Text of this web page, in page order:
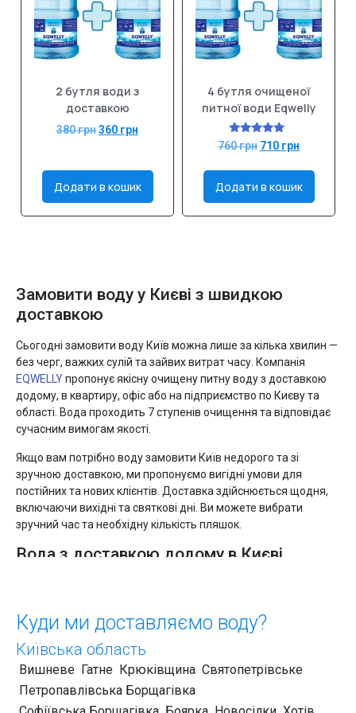
2 бутля води з
доставкою
380грн360 грн
Додати в кошик
4 бутля очищеної
питної води Eqwelly
Оцінено в
5.00
760грн 710 грн
Додати в кошик
Замовити воду у Києві з швидкою
доставкою
Сьогодні замовити воду Київ можна лише за кілька хвилин —
без черг, важких сулій та зайвих витрат часу. Компанія
EQWELLYпропонує якісну очищену питну воду з доставкою
додому, в квартиру, офіс або на підприємство по Києву та
області. Вода проходить 7 ступенів очищення та відповідає
сучасним вимогам якості.
Якщо вам потрібно воду замовити Київ недорого та зі
зручною доставкою, ми пропонуємо вигідні умови для
постійних та нових клієнтів. Доставка здійснюється щодня,
включаючи вихідні та святкові дні. Ви можете вибрати
зручний час та необхідну кількість пляшок.
Вода з доставкою додому в Києві
більше не потрібно самостійно купувати та піднімати важкі
пляшки – кур’єри доставлять замовлення прямо до дверей.
У нас можна:
замовити воду у пляшках Київ для дому чи офісу;
замовити суліюводи Київ об’ємом 18,9 л;
Куди ми доставляємо воду?
Київська область
Вишневе Гатне Крюківщина Святопетрівське
Петропавлівська Борщагівка